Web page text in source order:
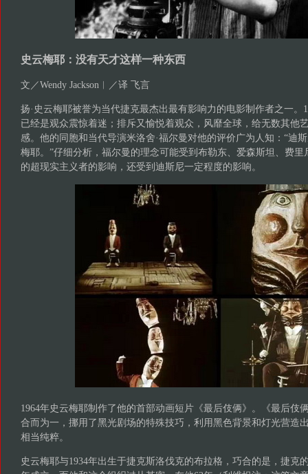
史云梅耶：没有天才这样一种东西
文／Wendy Jackson︱／译 飞言
扬·史云梅耶被誉为当代捷克最杰出最有影响力的电影制作者之一。
已经是观众震惊着迷；排斥又愉悦着观众，风靡全球，给无数其他
感。他的同胞和当代导演米洛舍·福尔曼对他的评价广为人知：“迪
梅耶。”仔细分析，福尔曼的理念可能受到布勒东、爱森斯坦、费
的超现实主义者的影响，还受到迪斯尼一定程度的影响。
1964年史云梅耶制作了他的首部动画短片《最后伎俩》。《最后伎
合而为一，挪用了黑光剧场的特殊技巧，利用黑色背景和灯光营造
相当纯粹。
史云梅耶与1934年出生于捷克斯洛伐克的布拉格，巧合的是，捷克